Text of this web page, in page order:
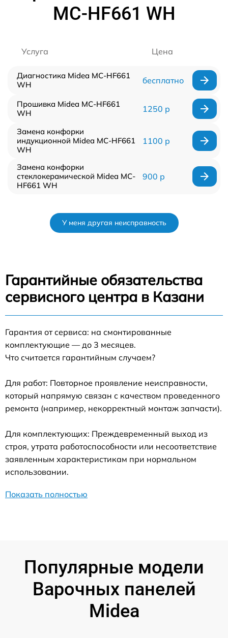
MC-HF661 WH
Услуга Цена
Диагностика Midea MC-HF661
WH
бесплатно
Прошивка Midea MC-HF661
WH
1250 р
Замена конфорки
индукционной Midea MC-HF661
WH
1100 р
Замена конфорки
стеклокерамической Midea MC-
HF661 WH
900 р
У меня другая неисправность
Гарантийные обязательства
сервисного центра в Казани
Гарантия от сервиса: на смонтированные
комплектующие — до 3 месяцев.
Что считается гарантийным случаем?
Для работ: Повторное проявление неисправности,
который напрямую связан с качеством проведенного
ремонта (например, некорректный монтаж запчасти).
Для комплектующих: Преждевременный выход из
строя, утрата работоспособности или несоответствие
заявленным характеристикам при нормальном
использовании.
Показать полностью
Популярные модели
Варочных панелей
Midea